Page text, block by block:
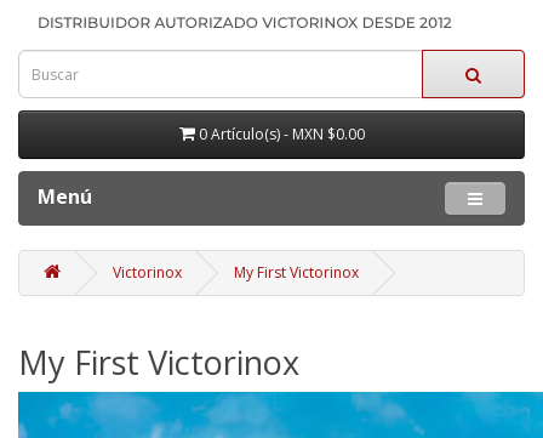
0 Artículo(s) - MXN $0.00
Menú
Victorinox My First Victorinox
My First Victorinox